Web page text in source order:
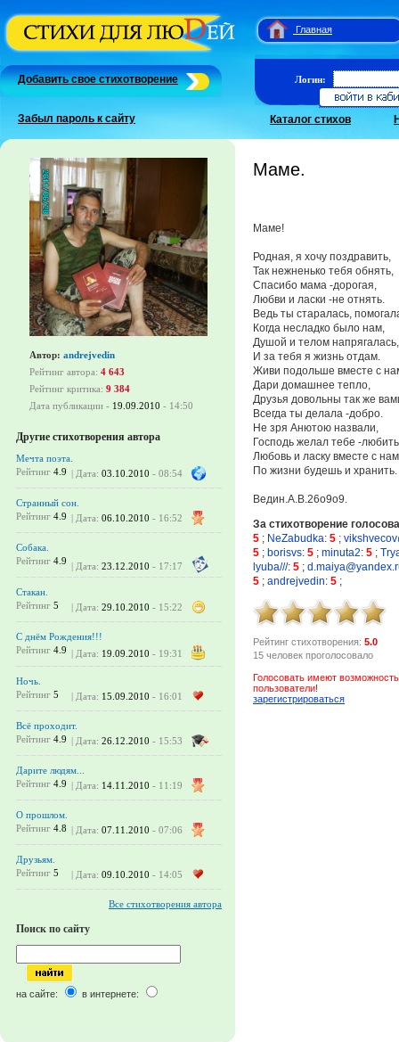
Главная
Добавить свое стихотворение
Забыл пароль к сайту
Логин:
Каталог стихов
Автор: andrejvedin
Рейтинг автора: 4 643
Рейтинг критика: 9 384
Дата публикации - 19.09.2010 - 14:50
Другие стихотворения автора
Мечта поэта.
Рейтинг 4.9 | Дата: 03.10.2010 - 08:54
Странный сон.
Рейтинг 4.9 | Дата: 06.10.2010 - 16:52
Собака.
Рейтинг 4.9 | Дата: 23.12.2010 - 17:17
Стакан.
Рейтинг 5 | Дата: 29.10.2010 - 15:22
С днём Рождения!!!
Рейтинг 4.9 | Дата: 19.09.2010 - 19:31
Ночь.
Рейтинг 5 | Дата: 15.09.2010 - 16:01
Всё проходит.
Рейтинг 4.9 | Дата: 26.12.2010 - 15:53
Дарите людям...
Рейтинг 4.9 | Дата: 14.11.2010 - 11:19
О прошлом.
Рейтинг 4.8 | Дата: 07.11.2010 - 07:06
Друзьям.
Рейтинг 5 | Дата: 09.10.2010 - 14:05
Все стихотворения автора
Поиск по сайту
на сайте: в интернете:
Маме.
Маме!
Родная, я хочу поздравить,
Так нежненько тебя обнять,
Спасибо мама -дорогая,
Любви и ласки -не отнять.
Ведь ты старалась,
Когда несладко было нам,
Душой и телом напрягалась,
И за тебя я жизнь отдам.
Живи подольше вместе с
Дари домашнее тепло,
Друзья довольны так же
Всегда ты делала -добро.
Не зря Анютою назвали,
Господь желал тебе -
Любовь и ласку вместе с
По жизни будешь и хранить.
Ведин.А.В.26о9о9.
За стихотворение
5 ; NeZabudka: 5 ;
5 ; borisvs: 5 ; minuta2: 5 ;
lyuba///: 5 ;
5 ; andrejvedin: 5 ;
Рейтинг стихотворения: 5.0
15 человек проголосовало
Голосовать имеют
пользователи!
зарегистрироваться